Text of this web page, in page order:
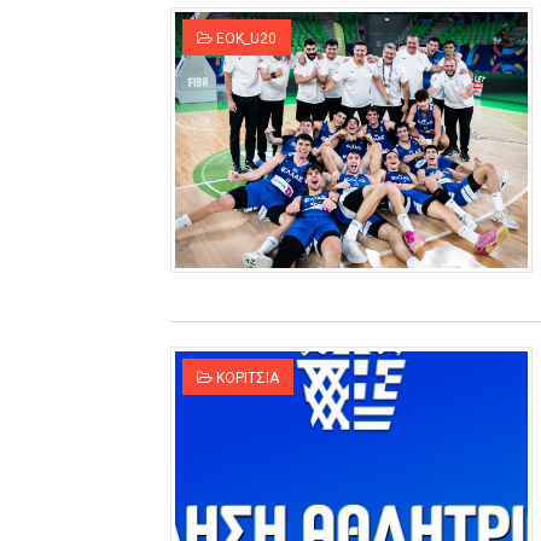
B ΕΦΗΒΩΝ F4 : Χάλκινο το
Στην National League 2 ο
Live streaming ΜΠΑΡΑΖ
Β΄ ΕΦΗΒΩΝ F4 :
FINAL 4 B EΦΗΒΩΝ :
Γ ΑΝΔΡΩΝ play off: Ανέβηκε
Ολοκληρώνεται η
ΤΕΛΙΚΟΣ U21 : Λύγισε στον
ΚΟΡΑΣΙΔΕΣ : Ο Κρόνος
TEΛΙΚΟΣ ΚΥΠΕΛΛΟΥ:
EOK_U20
KOΡΙΤΣΙΑ